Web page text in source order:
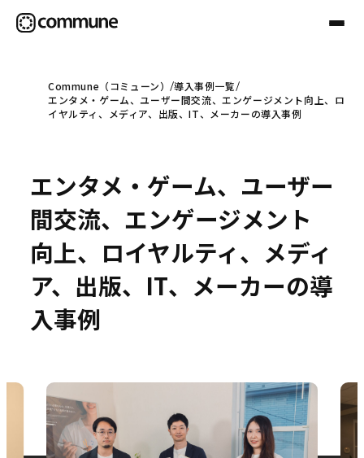
Communeについて
事例
セミナー
お問い合わせ
Commune（コミューン）
導入事例一覧
エンタメ・ゲーム、ユーザー間交流、エンゲージメント向上、ロ
イヤルティ、メディア、出版、IT、メーカーの導入事例
エンタメ・ゲーム、ユーザー
間交流、エンゲージメント
向上、ロイヤルティ、メディ
ア、出版、IT、メーカーの導
入事例